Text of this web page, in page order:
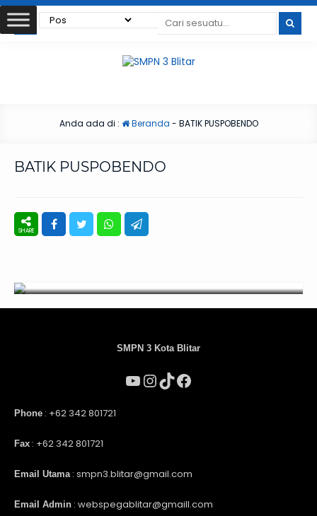
Anda ada di : Beranda - BATIK PUSPOBENDO
BATIK PUSPOBENDO
SMPN 3 Kota Blitar
Phone : +62 342 801721
Fax : +62 342 801721
Email Utama: smpn3.blitar@gmail.com
Email Admin : webspegablitar@gmaill.com